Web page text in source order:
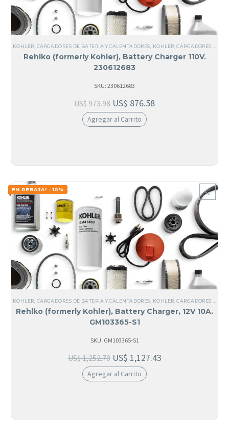
KOHLER, CARGADORES DE BATERÍA Y CALENTADORES, KOHLER,CARGADORES DE BATERÍA
Rehlko (formerly Kohler), Battery Charger 110V.
230612683
SKU: 230612683
US$973.98 US$ 876.58
Agregar al Carrito
EN REBAJA! - 10%
KOHLER CARGADORES DE BATERÍA Y CALENTADORES KOHLER ,CARGADORES DE BATERÍA
Rehlko (formerly Kohler), Battery Charger, 12V 10A.
GM103365-S1
SKU: GM103365-S1
US$1,252.70 US$ 1,127.43
Agregar al Carrito